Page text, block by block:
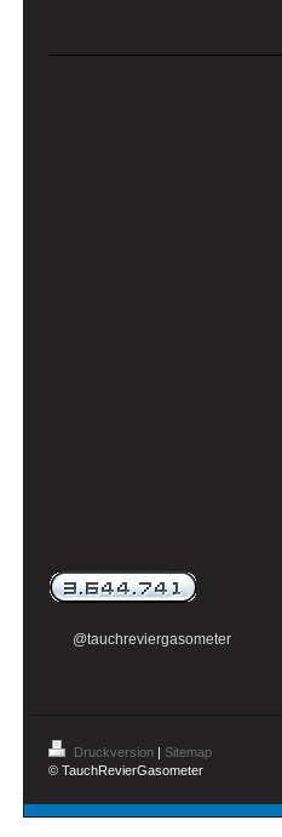
@tauchreviergasometer
Druckversion | Sitemap
© TauchRevierGasometer